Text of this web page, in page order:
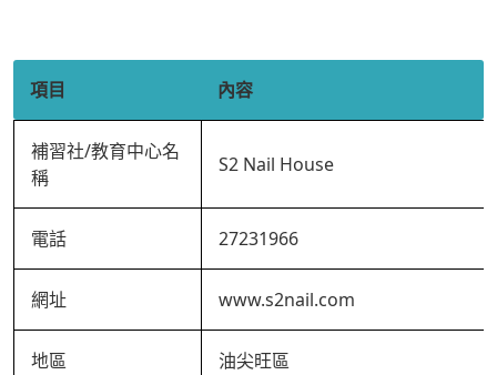
項目 內容
補習社/教育中心名
稱
S2 Nail House
電話 27231966
網址 www.s2nail.com
地區 油尖旺區